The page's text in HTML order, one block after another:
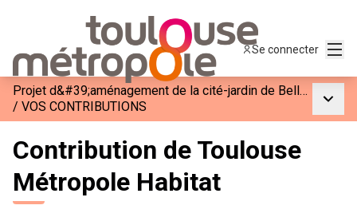
Se connecter
Projet d&#39;aménagement de la cité-jardin de Bellefontaine
/ VOS CONTRIBUTIONS
Contribution de Toulouse
Métropole Habitat